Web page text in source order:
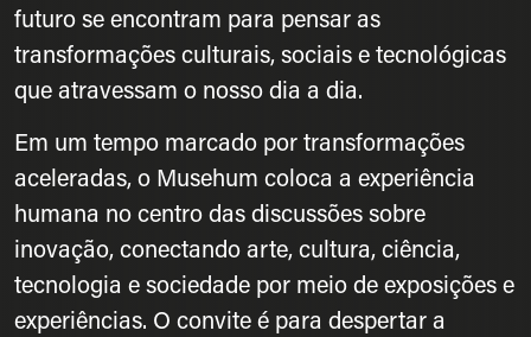
futuro se encontram para pensar as
transformações culturais, sociais e tecnológicas
que atravessam o nosso dia a dia.
Em um tempo marcado por transformações
aceleradas, o Musehum coloca a experiência
humana no centro das discussões sobre
inovação, conectando arte, cultura, ciência,
tecnologia e sociedade por meio de exposições e
experiências. O convite é para despertar a